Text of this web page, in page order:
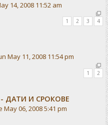
14, 2008 11:52 am
1 2 3 4
May 11, 2008 11:54 pm
1 2
- ДАТИ И СРОКОВЕ
May 06, 2008 5:41 pm